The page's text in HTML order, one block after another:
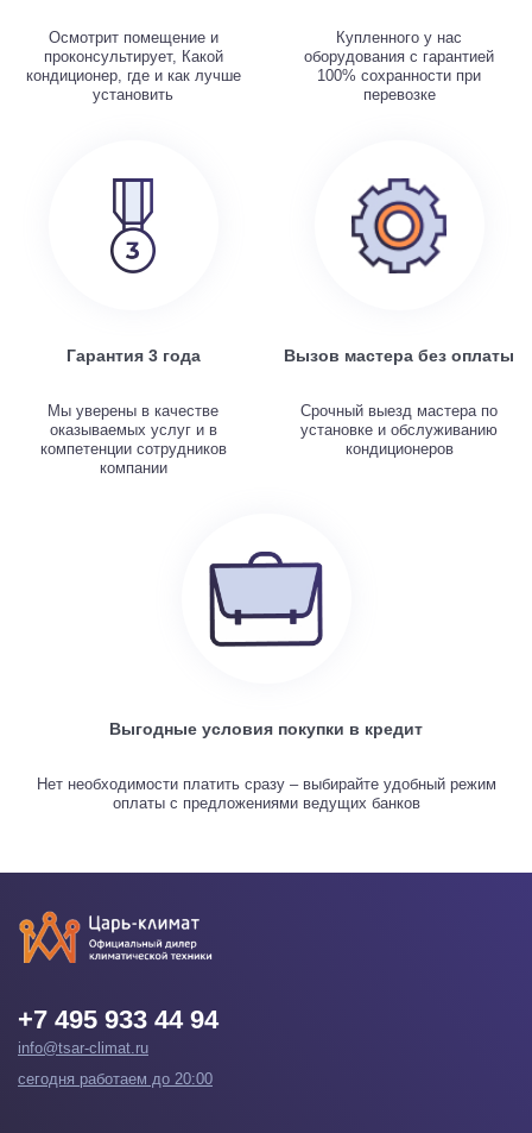
Осмотрит помещение и
проконсультирует, Какой
кондиционер, где и как лучше
установить
Купленного у нас
оборудования с гарантией
100% сохранности при
перевозке
Гарантия 3 года
Мы уверены в качестве
оказываемых услуг и в
компетенции сотрудников
компании
Вызов мастера без оплаты
Срочный выезд мастера по
установке и обслуживанию
кондиционеров
Выгодные условия покупки в кредит
Нет необходимости платить сразу – выбирайте удобный режим
оплаты с предложениями ведущих банков
+7 495 933 44 94
info@tsar-climat.ru
сегодня работаем до 20:00